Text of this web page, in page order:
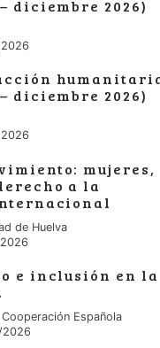
diciembre 2026)
diciembre 2026)
mujeres,
a la
de Huelva
e inclusión en la
Española
2026